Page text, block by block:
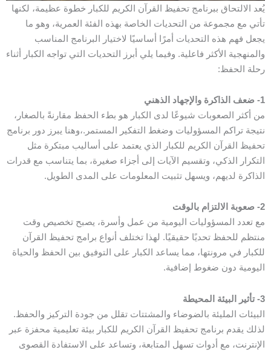
يُعد الالتحاق ببرنامج تحفيظ القرآن الكريم للكبار خطوة عظيمة، لكنها
تأتي مع مجموعة من التحديات الخاصة بهذه الفئة العمرية، وهو ما
يجعل فهم هذه التحديات أمرًا أساسيًا لاختيار البرنامج المناسب
والمنهجية الأكثر فاعلية. وفيما يلي أبرز التحديات التي تواجه الكبار أثناء
رحلة الحفظ:
1- ضعف الذاكرة والإجهاد الذهني
من أكثر الصعوبات شيوعًا لدى الكبار هو بطء الحفظ مقارنةً بالصغار،
نتيجة تراكم المسؤوليات وضغط التفكير المستمر.،وهنا يبرز دور برنامج
تحفيظ القرآن الكريم للكبار الذي يعتمد على أساليب مبتكرة مثل
التكرار الذكي، وتقسيم الآيات إلى أجزاء صغيرة، بما يتناسب مع قدرات
الذاكرة لديهم، ويسهل تثبيت المعلومات على المدى الطويل.
2- صعوبة الالتزام بالوقت
مع تعدد المسؤوليات اليومية من عمل وأسرة، يصبح تخصيص وقت
منتظم للحفظ تحديًا حقيقيًا. لهذا تختلف أنواع برامج تحفيظ القرآن
للكبار في مرونتها، مما يساعد الكبار على التوفيق بين الحفظ والحياة
اليومية دون ضغوط إضافية.
3- تأثير البيئة المحيطة
البيئات المليئة بالضوضاء والمشتتات تقلل من جودة التركيز والحفظ.
لذلك يقدم برنامج تحفيظ القرآن الكريم للكبار بيئة تعليمية محفزة عبر
الإنترنت، مع أدوات تسهل المتابعة، وتساعد على الاستفادة القصوى